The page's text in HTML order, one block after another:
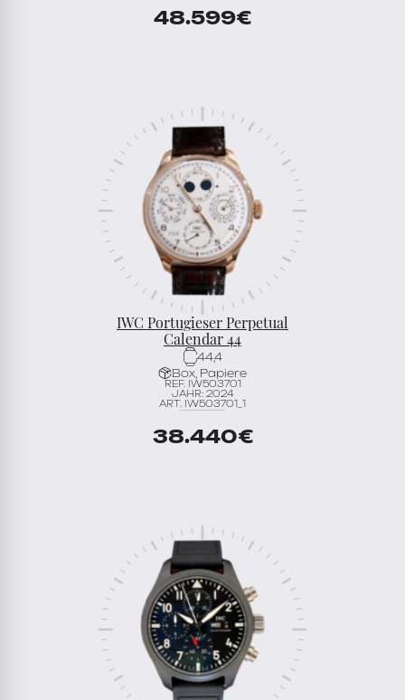
48.599€
IWC Portugieser Perpetual
Calendar 44
44,4
Box, Papiere
REF. IW503701
JAHR: 2024
ART. IW503701_1
38.440€